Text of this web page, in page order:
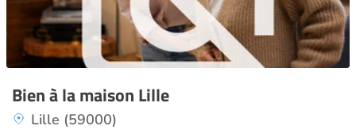
Bien à la maison Lille
Lille (59000)